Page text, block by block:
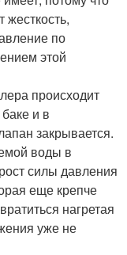
по
этой
происходит
и в
закрывается.
воды в
силы давления
еще крепче
нагретая
уже не